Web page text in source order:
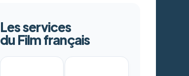
Les services
du Film français